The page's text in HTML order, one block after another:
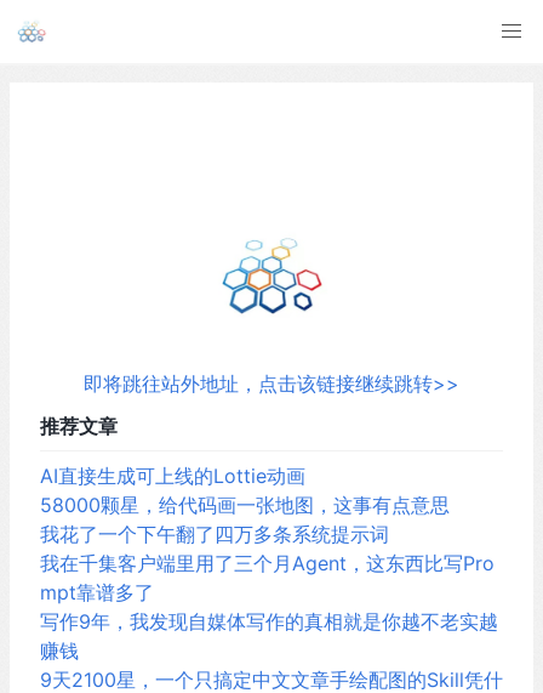
即将跳往站外地址，点击该链接继续跳转>>
推荐文章
AI直接生成可上线的Lottie动画
58000颗星，给代码画一张地图，这事有点意思
我花了一个下午翻了四万多条系统提示词
我在千集客户端里用了三个月Agent，这东西比写Pro
mpt靠谱多了
写作9年，我发现自媒体写作的真相就是你越不老实越
赚钱
9天2100星，一个只搞定中文文章手绘配图的Skill凭什